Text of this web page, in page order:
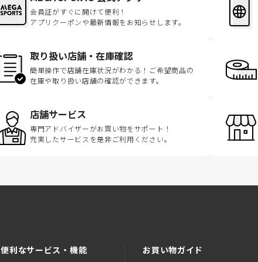
会員証がすぐに開けて便利！
アプリクーポンや最新情報をお知らせします。
取り扱い店舗・在庫確認
簡単操作で店舗在庫状況がわかる！ご希望商品の
在庫や取り扱い店舗の確認ができます。
店舗サービス
専門アドバイザーがお買い物をサポート！
充実したサービスを是非ご利用ください。
便利なサービス・機能 お買い物ガイド